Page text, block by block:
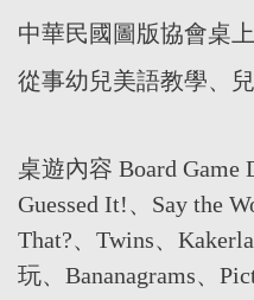
中華民國圖版協會桌
從事幼兒美語教學、
桌遊內容 Board Game
Guessed It!、Say the
That?、Twins、
玩、Bananagrams、